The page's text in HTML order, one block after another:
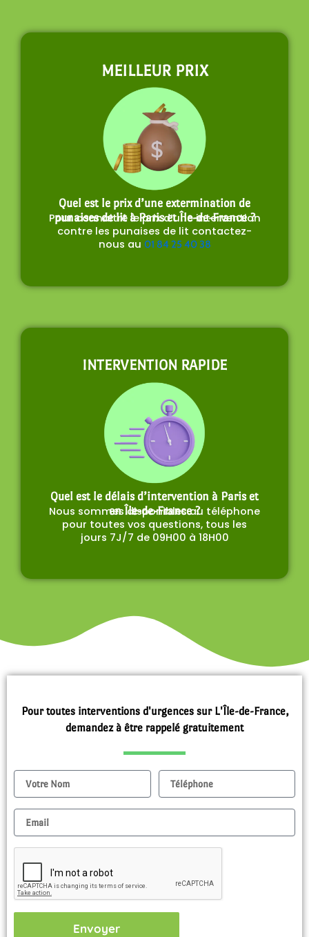
MEILLEUR PRIX
Quel est le prix d’une extermination de
punaises de lit à Paris et Île-de-France ?
Pour connaitre le prix d’une intervention
contre les punaises de lit contactez-
nous au 01 84 25 40 38
INTERVENTION RAPIDE
Quel est le délais d’intervention à Paris et
en Île-de-France ?
Nous sommes disponibles au téléphone
pour toutes vos questions, tous les
jours 7J/7 de 09H00 à 18H00
Pour toutes interventions d'urgences sur L'Île-de-France,
demandez à être rappelé gratuitement
Nom Tel
Email
Envoyer